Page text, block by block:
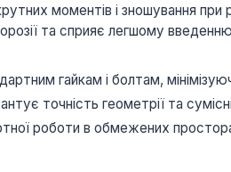
моментів і зношування
та сприяє легшому введенню
гайкам і болтам,
точність геометрії та
роботи в обмежених